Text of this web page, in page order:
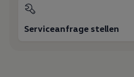
Transport
Familie
Serviceanfrage stellen